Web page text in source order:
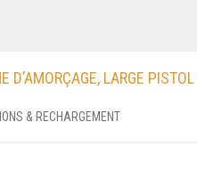
D’AMORÇAGE, LARGE
& RECHARGEMENT